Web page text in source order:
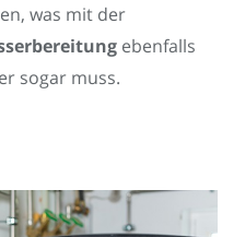
was mit der
ebenfalls
sogar muss.